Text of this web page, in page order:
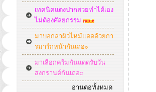
เทคนิคแต่งปากสวยทำได้เอง
ไม่ต้องศัลยกรรม
มาบอกลาผิวไหม้แดดด้วยกา
รมาร์กหน้ากันเถอะ
มาเลือกครีมกันแดดรับวัน
สงกรานต์กันเถอะ
อ่านต่อทั้งหมด